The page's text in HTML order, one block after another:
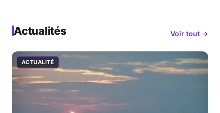
Actualités Voir tout →
ACTUALITÉ